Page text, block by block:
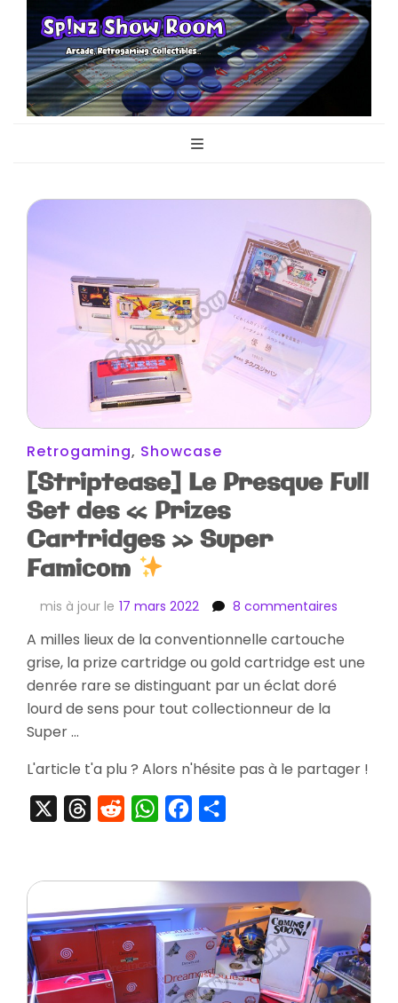
Sp!nz Show
Room
Retrogaming, Showcase
[Striptease] Le Presque Full
Set des « Prizes
Cartridges » Super
Famicom
mis à jour le 17 mars 2022 8 commentaires
Le
Presque
Super
A milles lieux de la conventionnelle cartouche
grise, la prize cartridge ou gold cartridge est une
denrée rare se distinguant par un éclat doré
lourd de sens pour tout collectionneur de la
Super …
L'article t'a plu ? Alors n'hésite pas à le partager !
ThreadsRedditWhatsAppFacebook